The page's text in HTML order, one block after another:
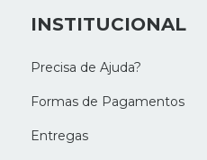
INSTITUCIONAL
Precisa de Ajuda?
Formas de Pagamentos
Entregas